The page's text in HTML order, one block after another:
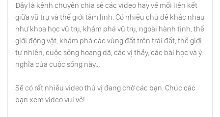
Nửa Không Nhìn Thấy Được Của Mặt Trăng
Tesla Từ Lâu Đã Biết: Hệ Mặt Trời Được Chế
Tạo Ra Và Trái Đất Là Nơi Thí Nghiệm?
Địa Ngục Nằm Ở Đâu? Ai Sẽ Phải Đoạ Vào
Địa Ngục?
Đây là kênh chuyên chia sẻ các video hay về mối liên kết
giữa vũ trụ và thế giới tâm linh. Có nhiều chủ đề khác nhau
như khoa học vũ trụ, khám phá vũ trụ, ngoài hành tinh, thế
giới động vật, khám phá các vùng đất trên trái đất, thế giới
tự nhiên, cuộc sống hoang dã, các vị thầy, các bài học và ý
nghĩa của cuộc sống này...
Sẽ có rất nhiều video thú vị đang chờ các bạn. Chúc các
bạn xem video vui vẻ!